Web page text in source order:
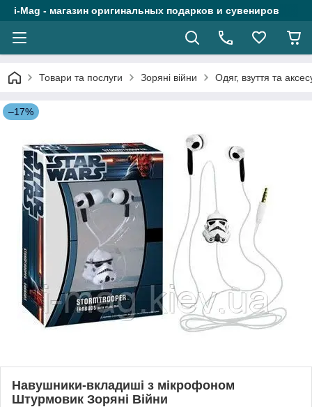
i-Mag - магазин оригинальных подарков и сувениров
Товари та послуги Зоряні війни Одяг, взуття та
–17%
Навушники-вкладиші з мікрофоном
Штурмовик Зоряні Війни